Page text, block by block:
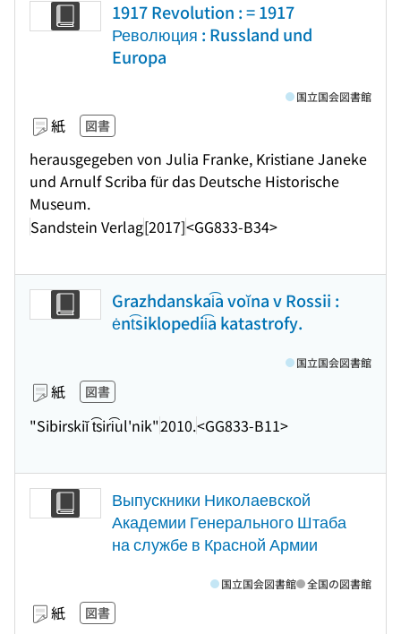
1917 Revolution : = 1917
Революция : Russland und
Europa
紙 図書
herausgegeben von Julia Franke, Kristiane Janeke
und Arnulf Scriba für das Deutsche Historische
Museum.
Sandstein Verlag[2017]<GG833-B34>
国立国会図書館
Grazhdanskai͡a voĭna v Rossii :
ėnt͡siklopedii͡a katastrofy.
紙 図書
"Sibirskiĭ t͡siri͡ul'nik"2010.<GG833-B11>
国立国会図書館
Выпускники Николаевской
Академии Генерального Штаба
на службе в Красной Армии
紙 図書
国立国会図書館 全国の図書館